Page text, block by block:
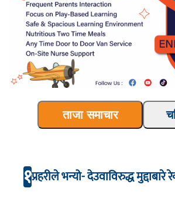
ताजा समाचार
१प्रहरीले भन्यो- देउवाविरुद्ध मुद्दाबारे